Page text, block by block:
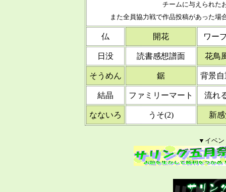
チームに与えられた
また全員協力戦で作品投稿があった場
仏 開花 ワー
日没 読書感想譜面 花鳥
そうめん 鋸 背景自
結晶 ファミリーマート 流れ
なないろ うそ(2) 新
▼イベン